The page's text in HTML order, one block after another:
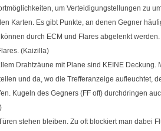
um Verteidigungstellungen zu
Karten. Es gibt Punkte, an denen Gegner
durch ECM und Flares abgelenkt
(Kaizilla)
Drahtzäune mit Plane sind KEINE
und da, wo die Trefferanzeige aufleuchtet,
Kugeln des Gegners (FF off) durchdringen
stehen bleiben. Zu oft blockiert man dabei